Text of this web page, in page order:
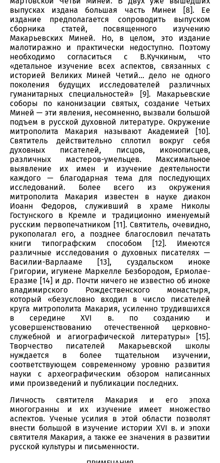
выпусках издана большая часть Минеи [8]. Ее
издание предполагается сопроводить выпуском
сборника статей, посвященного изучению
Макарьевских Миней. Но, в целом, это издание
малотиражно и практически недоступно. Поэтому
необходимо согласиться с В.Кучкиным, что
«детальное изучение всех аспектов, связанных с
историей Великих Миней Четий… дело не одного
поколения будущих исследователей различных
гуманитарных специальностей» [9]. Макарьевские
соборы по канонизации святых, создание Четьих
Миней — эти явления, несомненно, вызвали большой
подъем в русской духовной литературе. Окружение
митрополита Макария называют Академией [10].
Святитель действительно сплотил вокруг себя
духовных писателей, писцов, иконописцев,
различных мастеров-умельцев. Максимальное
выявление их имен и изучение деятельности
каждого — благодарная тема для последующих
исследований. Более всего из окружения
митрополита Макария известен в науке диакон
Иоанн Федоров, служивший в храме Николы
Гостунского в Кремле и традиционно именуемый
русским первопечатником [11]. Святитель, очевидно,
рукополагал его, а позднее благословил печатать
книги типографским способом [12]. Имеются
различные исследования о духовных писателях —
Василии-Варлааме [13], суздальском иноке
Григории, игумене Маркелле Безбородом, Ермолае-
Еразме [14] и др. Почти ничего не известно об иноке
владимирского Рождественского монастыря,
который «безусловно входил в число писателей
круга митрополита Макария, усиленно трудившихся
в середине XVI в. по созданию и
усовершенствованию отечественной церковно-
служебной и агиографической литературы» [15].
Творчество писателей Макарьевской школы
нуждается в более тщательном изучении,
соответствующем современному уровню развития
науки с археографическим обзором написанных
ими произведений и публикации последних.
Личность святителя Макария и его эпоха
многогранны и их изучение имеет множество
аспектов. Ученые усилия в этой области позволят
внести большой в изучение истории XVI в. и эпохи
святителя Макария, а также ее значения в развитии
русской культуры и письменности.